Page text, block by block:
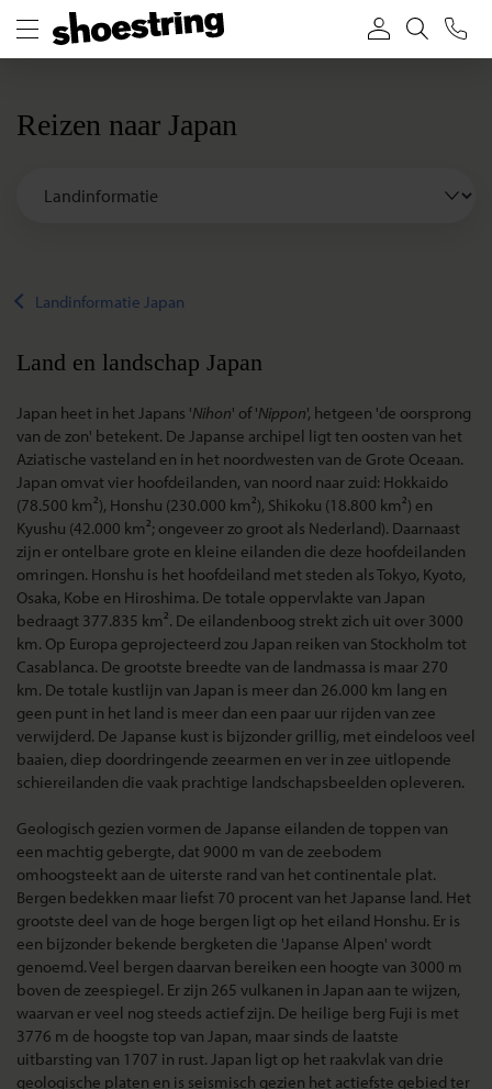
Reizen naar Japan
Landinformatie Japan
Land en landschap Japan
Japan heet in het Japans 'Nihon' of 'Nippon', hetgeen 'de oorsprong
van de zon' betekent. De Japanse archipel ligt ten oosten van het
Aziatische vasteland en in het noordwesten van de Grote Oceaan.
Japan omvat vier hoofdeilanden, van noord naar zuid: Hokkaido
(78.500 km²), Honshu (230.000 km²), Shikoku (18.800 km²) en
Kyushu (42.000 km²; ongeveer zo groot als Nederland). Daarnaast
zijn er ontelbare grote en kleine eilanden die deze hoofdeilanden
omringen. Honshu is het hoofdeiland met steden als Tokyo, Kyoto,
Osaka, Kobe en Hiroshima. De totale oppervlakte van Japan
bedraagt 377.835 km². De eilandenboog strekt zich uit over 3000
km. Op Europa geprojecteerd zou Japan reiken van Stockholm tot
Casablanca. De grootste breedte van de landmassa is maar 270
km. De totale kustlijn van Japan is meer dan 26.000 km lang en
geen punt in het land is meer dan een paar uur rijden van zee
verwijderd. De Japanse kust is bijzonder grillig, met eindeloos veel
baaien, diep doordringende zeearmen en ver in zee uitlopende
schiereilanden die vaak prachtige landschapsbeelden opleveren.
Geologisch gezien vormen de Japanse eilanden de toppen van
een machtig gebergte, dat 9000 m van de zeebodem
omhoogsteekt aan de uiterste rand van het continentale plat.
Bergen bedekken maar liefst 70 procent van het Japanse land. Het
grootste deel van de hoge bergen ligt op het eiland Honshu. Er is
een bijzonder bekende bergketen die 'Japanse Alpen' wordt
genoemd. Veel bergen daarvan bereiken een hoogte van 3000 m
boven de zeespiegel. Er zijn 265 vulkanen in Japan aan te wijzen,
waarvan er veel nog steeds actief zijn. De heilige berg Fuji is met
3776 m de hoogste top van Japan, maar sinds de laatste
uitbarsting van 1707 in rust. Japan ligt op het raakvlak van drie
geologische platen en is seismisch gezien het actiefste gebied ter